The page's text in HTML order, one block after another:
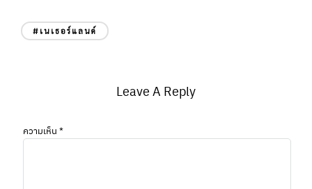
#เนเธอร์แลนด์
Leave A Reply
ความเห็น *